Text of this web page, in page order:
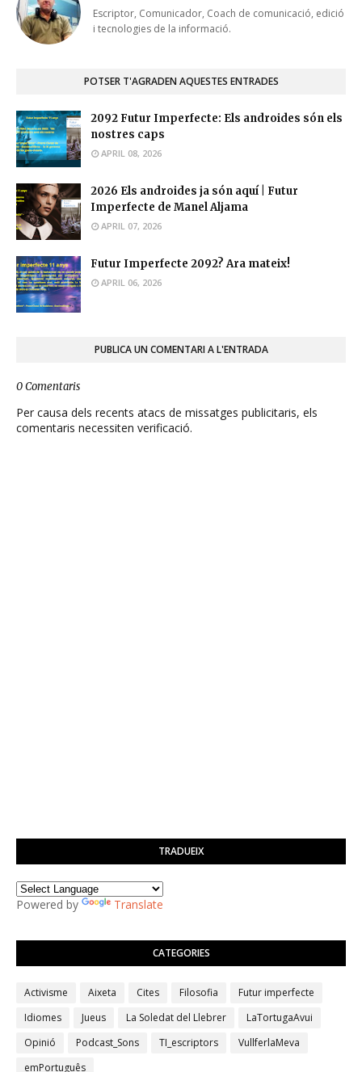
Escriptor, Comunicador, Coach de comunicació, edició
i tecnologies de la informació.
POTSER T'AGRADEN AQUESTES ENTRADES
2092 Futur Imperfecte: Els androides són els
nostres caps
APRIL 08, 2026
2026 Els androides ja són aquí | Futur
Imperfecte de Manel Aljama
APRIL 07, 2026
Futur Imperfecte 2092? Ara mateix!
APRIL 06, 2026
PUBLICA UN COMENTARI A L'ENTRADA
0 Comentaris
Per causa dels recents atacs de missatges publicitaris, els
comentaris necessiten verificació.
TRADUEIX
Powered by Translate
CATEGORIES
Activisme Aixeta Cites Filosofia
Futur imperfecte
Idiomes
Jueus La Soledat del Llebrer
LaTortugaAvui
Opinió
Podcast_Sons TI_escriptors
VullferlaMeva
emPortuguês